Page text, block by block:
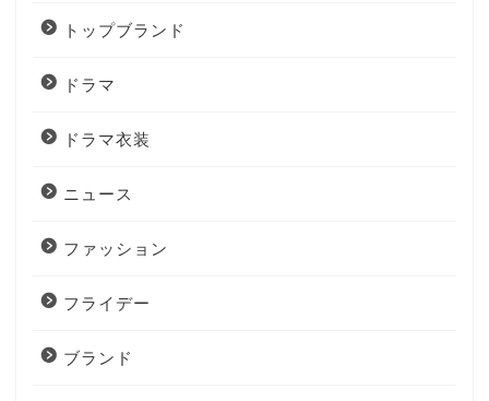
トップブランド
ドラマ
ドラマ衣装
ニュース
ファッション
フライデー
ブランド